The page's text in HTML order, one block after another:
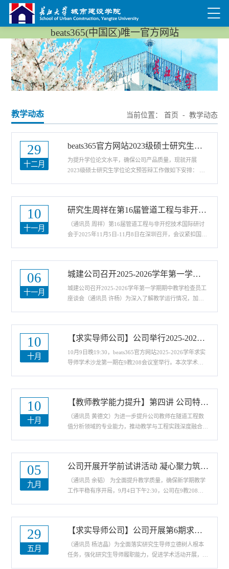
beats365(中国区)唯一官方网站
教学动态 当前位置： 首页 - 教学动态
29
十二月
beats365官方网站2023级硕士研究生学位论文预答辩安排
为提升学位论文水平，确保公司产品质量，现就开展
2023级硕士研究生学位论文预答辩工作做如下安排：
核表》，在预答辩前向公司提交完整学位论文纸质版3-4
份（视答辩评委人数而定）。 2.预答辩过程中，研究生
按正式答辩的方式进行报告，PPT汇报时间为10-15分
10
十一月
研究生周祥在第16届管道工程与非开挖技术国际研讨会“青年科学家论坛”创新比赛中获二等奖
（通讯员 周祥）第16届管道工程与非开挖技术国际研讨
会于2025年11月5日-11月8日在深圳召开，会议紧扣国家
授武超毅两位老师的指导下，2024级研究生周祥以非开
挖顶管技术中较常见的“管端屈曲破坏”为研究对象，深入
工程现场2个多月，开展调研、分析测试、数值模拟、
06
十一月
城建公司召开2025-2026学年第一学期期中教学检查员工座谈会
城建公司召开2025-2026学年第一学期期中教学检查员工
座谈会（通讯员 许杨）为深入了解教学运行情况，加强
代表参加了会议。座谈会上，员工代表们结合自身学习经
历，主要围绕实践教学环节积极发言，就实习安排、教学
内容、师生沟通等方面提出了意见和建议。公司认真听取
10
十月
【求实导师公司】公司举行2025-2026学年第一期求实导师学术沙龙
10月9日晚19:30，beats365官方网站2025-2026学年求实
导师学术沙龙第一期在9教208会议室举行。本次学术沙
佳周期。对光伏背面进行冷却，以降低光伏发电工作时的
温度，进而提升其发电效率。此外，结合太阳跟踪与避阴
技术，实现光伏能够最大程度地接收太阳能，以及介绍风
10
十月
【教师教学能力提升】第四讲 公司特邀迈达斯技术专家开展 MIDAS 软件专题讲座，共探隧道工程技术创新
（通讯员 黄德文）为进一步提升公司教师在隧道工程数
值分析领域的专业能力，推动教学与工程实践深度融合，
积极参与，现场学习氛围浓厚。作为深耕岩土工程技术领
域的资深专家，刘昕老师拥有丰富的软件研发支持与工程
实践经验。讲座中，他围绕 MIDAS 系列软件的核心功能
05
九月
公司开展开学前试讲活动 凝心聚力筑牢教学质量“生命线”
（通讯员 余韬） 为全面提升教学质量，确保新学期教学
工作平稳有序开局，9月4日下午2:30，公司在9教208会
修省八位教师依次登台展示。公司教学（督导）委员会委
员张露、黄文雄、徐齐帆、吴小刚、折海成等组成专业指
导组，全程参与现场观摩与点评指导。试讲过程中，八...
29
五月
【求实导师公司】公司开展第6期求实导师学术沙龙活动
（通讯员 杨洁晶）为全面落实研究生导师立德树人根本
任务，强化研究生导师履职能力，促进学术活动开展，营